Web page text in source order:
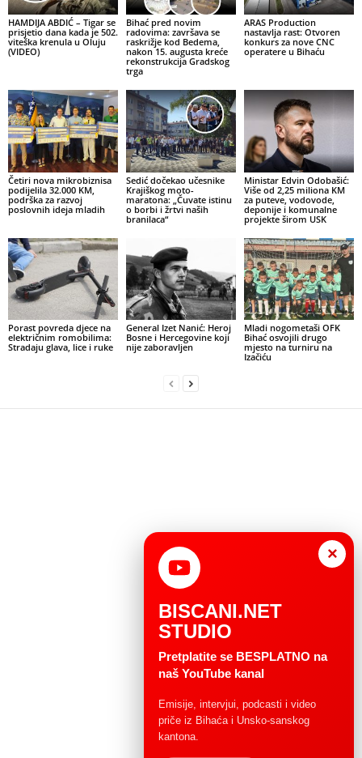
HAMDIJA ABDIĆ – Tigar se
prisjetio dana kada je 502.
viteška krenula u Oluju
(VIDEO)
Bihać pred novim
radovima: završava se
raskrižje kod Bedema,
nakon 15. augusta kreće
rekonstrukcija Gradskog
trga
ARAS Production
nastavlja rast: Otvoren
konkurs za nove CNC
operatere u Bihaću
Četiri nova mikrobiznisa
podijelila 32.000 KM,
podrška za razvoj
poslovnih ideja mladih
Sedić dočekao učesnike
Krajiškog moto-
maratona: „Čuvate istinu
o borbi i žrtvi naših
branilaca“
Ministar Edvin Odobašić:
Više od 2,25 miliona KM
za puteve, vodovode,
deponije i komunalne
projekte širom USK
Porast povreda djece na
električnim romobilima:
Stradaju glava, lice i ruke
General Izet Nanić: Heroj
Bosne i Hercegovine koji
nije zaboravljen
Mladi nogometaši OFK
Bihać osvojili drugo
mjesto na turniru na
Izačiću
×
BISCANI.NET
STUDIO
Pretplatite se BESPLATNO na
naš YouTube kanal
Emisije, intervjui, podcasti i video
priče iz Bihaća i Unsko-sanskog
kantona.